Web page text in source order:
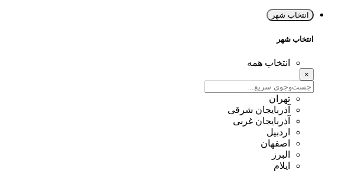
انتخاب شهر
انتخاب شهر
انتخاب همه
×
تهران
آذربایجان شرقی
آذربایجان غربی
اردبیل
اصفهان
البرز
ایلام